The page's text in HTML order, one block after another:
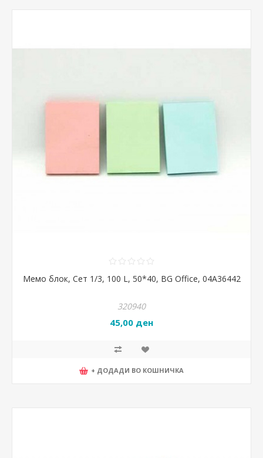
Мемо блок, Сет 1/3, 100 L, 50*40, BG Office, 04A36442
320940
45,00 ден
+ ДОДАДИ ВО КОШНИЧКА